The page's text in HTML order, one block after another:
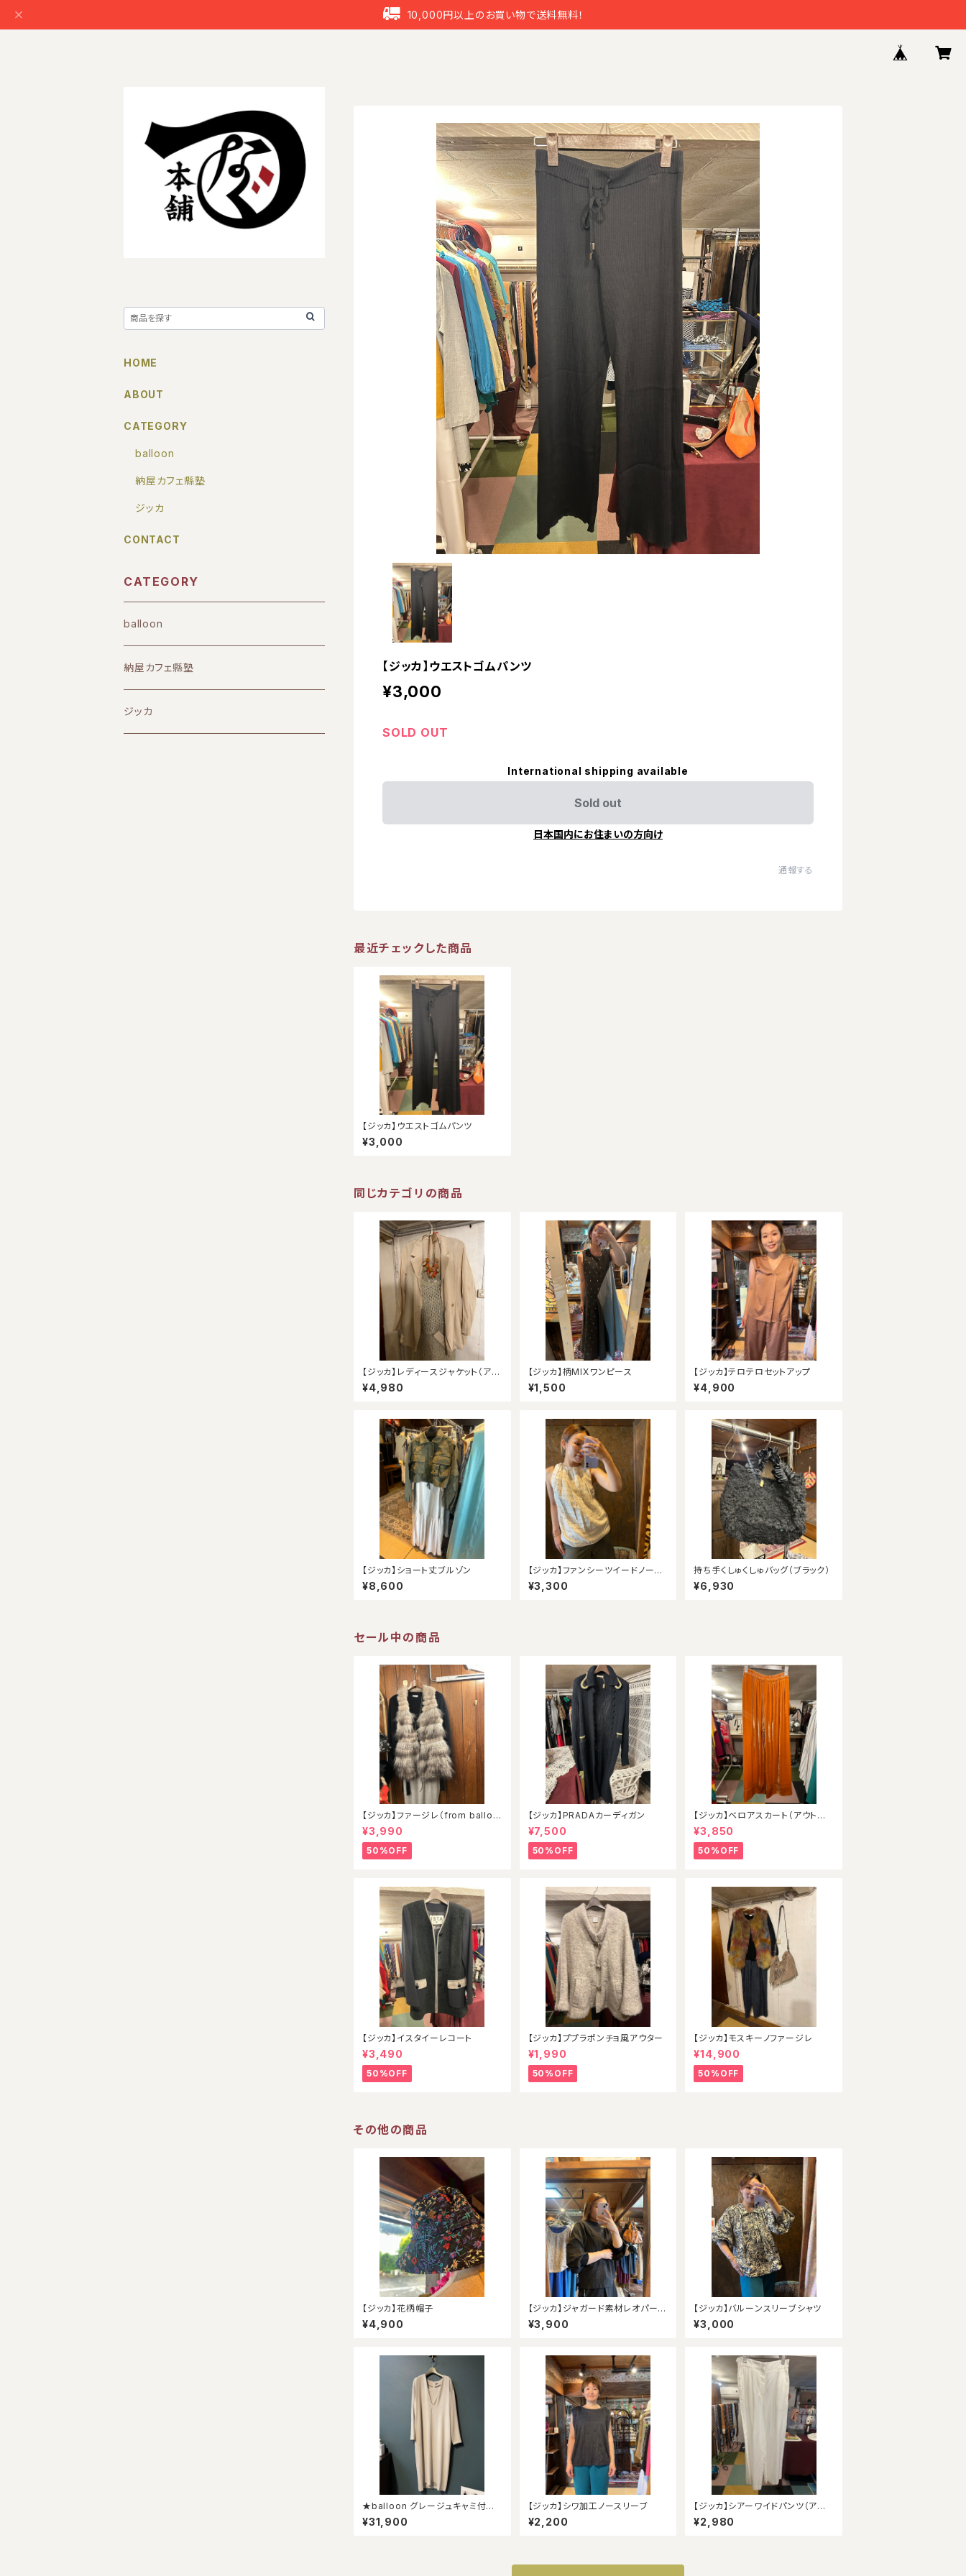
10,000円以上のお買い物で送料無料！
【ジッカ】ウエストゴムパンツ
¥3,000
SOLD OUT
International shipping available
Sold out
日本国内にお住まいの方向け
通報する
最近チェックした商品
【ジッカ】ウエストゴムパンツ
¥3,000
同じカテゴリの商品
【ジッカ】レディースジャケット（アウ
トレット）
¥4,980
【ジッカ】柄MIXワンピース
¥1,500
【ジッカ】テロテロセットアップ
¥4,900
【ジッカ】ショート丈ブルゾン
¥8,600
【ジッカ】ファンシーツイードノース
リーブ（アウトレット）
¥3,300
持ち手くしゅくしゅバッグ（ブラック）
¥6,930
セール中の商品
【ジッカ】ファージレ（from balloo
n）
¥3,990
50%OFF
【ジッカ】PRADAカーディガン
¥7,500
50%OFF
【ジッカ】ベロアスカート（アウトレッ
ト）
¥3,850
50%OFF
【ジッカ】イスタイーレコート
¥3,490
50%OFF
【ジッカ】ププラポンチョ風アウター
¥1,990
50%OFF
【ジッカ】モスキーノファージレ
¥14,900
50%OFF
その他の商品
【ジッカ】花柄帽子
¥4,900
【ジッカ】ジャガード素材レオパード
柄ブラウス
¥3,900
【ジッカ】バルーンスリーブシャツ
¥3,000
★balloon グレージュキャミ付き
ワンピース★
¥31,900
【ジッカ】シワ加工ノースリーブ
¥2,200
【ジッカ】シアーワイドパンツ（アウト
レット）
¥2,980
HOME
ABOUT
CATEGORY
balloon
納屋カフェ縣塾
ジッカ
CONTACT
CATEGORY
balloon
納屋カフェ縣塾
ジッカ